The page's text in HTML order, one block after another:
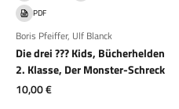
PDF
Boris Pfeiffer, Ulf Blanck
Die drei ??? Kids, Bücherhelden
2. Klasse, Der Monster-Schreck
Angebot
10,00 €